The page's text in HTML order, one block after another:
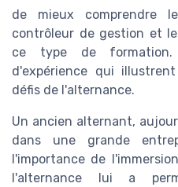
de mieux comprendre
contrôleur de gestion et
ce type de formation.
d'expérience qui
défis de l'alternance.
Un ancien alternant,
dans une grande
l'importance de
l'alternance lui a